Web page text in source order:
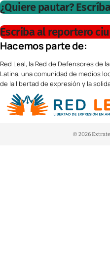
¿Quiere pautar?
Escriba al reportero
Hacemos parte de:
Red Leal, la Red de Defensores de
Latina, una comunidad de medios
de la libertad de expresión y la
© 2026